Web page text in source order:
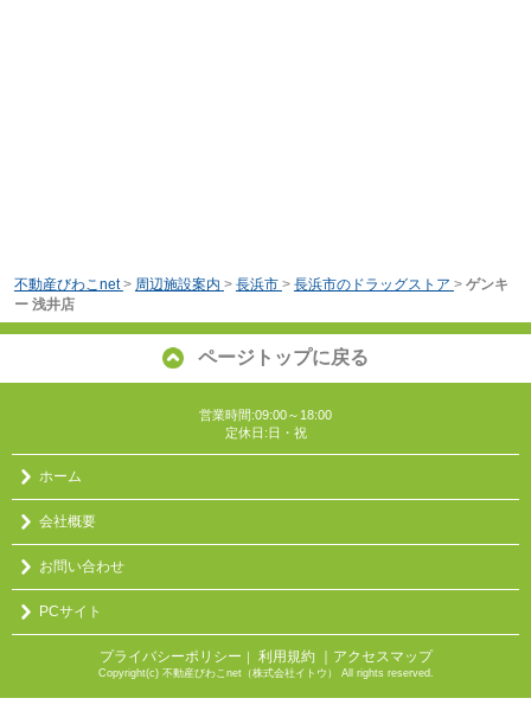
不動産びわこnet > 周辺施設案内 > 長浜市 > 長浜市のドラッグストア > ゲンキ
ー 浅井店
ページトップに戻る
営業時間:09:00～18:00
定休日:日・祝
ホーム
会社概要
お問い合わせ
PCサイト
プライバシーポリシー ｜ 利用規約 ｜アクセスマップ
Copyright(c) 不動産びわこnet（株式会社イトウ） All rights reserved.